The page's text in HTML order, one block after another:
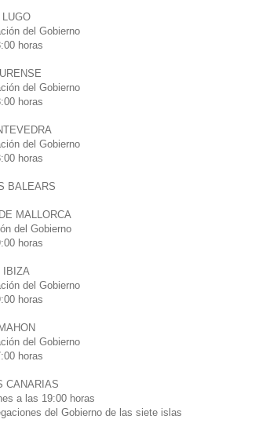
LUGO
del Gobierno
horas
del Gobierno
horas
del Gobierno
horas
BALEARS
MALLORCA
del Gobierno
horas
IBIZA
del Gobierno
horas
MAHON
del Gobierno
horas
CANARIAS
a las 19:00 horas
del Gobierno de las siete islas